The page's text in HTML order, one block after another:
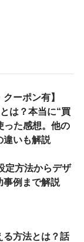
ーポン有】
は？本当に“買
った感想。他の
違いも解説
定方法からデザ
事例まで解説
る方法とは？話